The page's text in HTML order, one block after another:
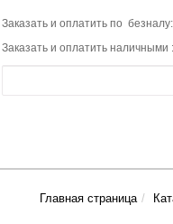
Заказать и оплатить по
Заказать и оплатить наличными
Главная страница